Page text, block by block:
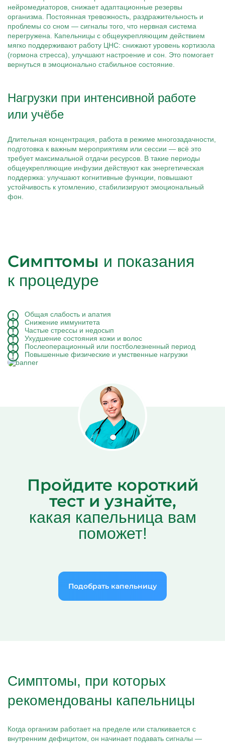
нейромедиаторов, снижает адаптационные резервы
организма. Постоянная тревожность, раздражительность и
проблемы со сном — сигналы того, что нервная система
перегружена. Капельницы с общеукрепляющим действием
мягко поддерживают работу ЦНС: снижают уровень кортизола
(гормона стресса), улучшают настроение и сон. Это помогает
вернуться в эмоционально стабильное состояние.
Нагрузки при интенсивной работе
или учёбе
Длительная концентрация, работа в режиме многозадачности,
подготовка к важным мероприятиям или сессии — всё это
требует максимальной отдачи ресурсов. В такие периоды
общеукрепляющие инфузии действуют как энергетическая
поддержка: улучшают когнитивные функции, повышают
устойчивость к утомлению, стабилизируют эмоциональный
фон.
Симптомы и показания
к процедуре
Общая слабость и апатия
Снижение иммунитета
Частые стрессы и недосып
Ухудшение состояния кожи и волос
Послеоперационный или постболезненный период
Повышенные физические и умственные нагрузки
Пройдите короткий
тест и узнайте,
какая капельница вам
поможет!
Подобрать капельницу
Симптомы, при которых
рекомендованы капельницы
Когда организм работает на пределе или сталкивается с
внутренним дефицитом, он начинает подавать сигналы —